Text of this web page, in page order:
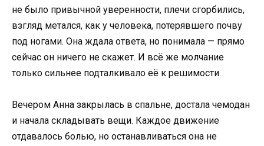
не было привычной уверенности, плечи сгорбились,
взгляд метался, как у человека, потерявшего почву
под ногами. Она ждала ответа, но понимала — прямо
сейчас он ничего не скажет. И всё же молчание
только сильнее подталкивало её к решимости.
Вечером Анна закрылась в спальне, достала чемодан
и начала складывать вещи. Каждое движение
отдавалось болью, но останавливаться она не